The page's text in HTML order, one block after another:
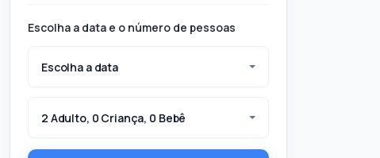
Escolha a data e o número de pessoas
Escolha a data
2 Adulto, 0 Criança, 0 Bebê